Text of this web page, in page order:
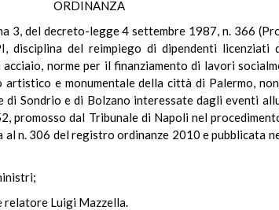
ORDINANZA
3, del decreto-legge 4 settembre 1987, n. 366
disciplina del reimpiego di dipendenti licenziati
norme per il finanziamento di lavori
e monumentale della città di Palermo,
Sondrio e di Bolzano interessate dagli eventi
promosso dal Tribunale di Napoli nel
n. 306 del registro ordinanze 2010 e pubblicata
relatore Luigi Mazzella.